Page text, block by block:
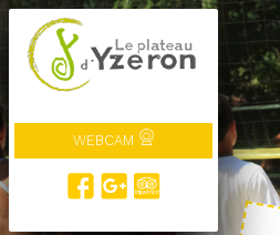
WEBCAM